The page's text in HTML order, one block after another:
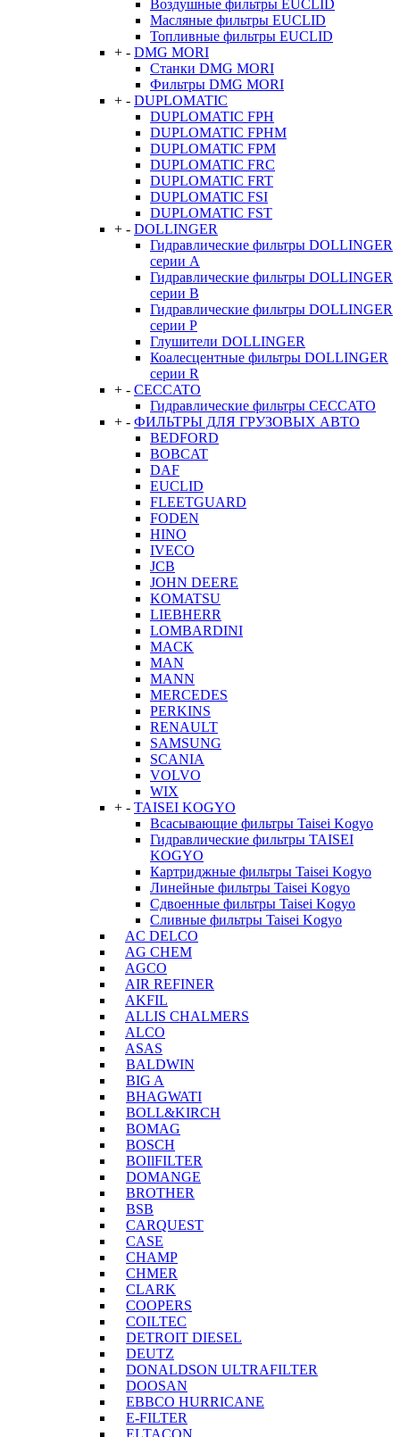
Воздушные фильтры EUCLID
Масляные фильтры EUCLID
Топливные фильтры EUCLID
+ - DMG MORI
Станки DMG MORI
Фильтры DMG MORI
+ - DUPLOMATIC
DUPLOMATIC FPH
DUPLOMATIC FPHM
DUPLOMATIC FPM
DUPLOMATIC FRC
DUPLOMATIC FRT
DUPLOMATIC FSI
DUPLOMATIC FST
+ - DOLLINGER
Гидравлические фильтры DOLLINGER
серии A
Гидравлические фильтры DOLLINGER
серии B
Гидравлические фильтры DOLLINGER
серии P
Глушители DOLLINGER
Коалесцентные фильтры DOLLINGER
серии R
+ - CECCATO
Гидравлические фильтры CECCATO
+ - ФИЛЬТРЫ ДЛЯ ГРУЗОВЫХ АВТО
BEDFORD
BOBCAT
DAF
EUCLID
FLEETGUARD
FODEN
HINO
IVECO
JCB
JOHN DEERE
KOMATSU
LIEBHERR
LOMBARDINI
MACK
MAN
MANN
MERCEDES
PERKINS
RENAULT
SAMSUNG
SCANIA
VOLVO
WIX
+ - TAISEI KOGYO
Всасывающие фильтры Taisei Kogyo
Гидравлические фильтры TAISEI
KOGYO
Картриджные фильтры Taisei Kogyo
Линейные фильтры Taisei Kogyo
Сдвоенные фильтры Taisei Kogyo
Сливные фильтры Taisei Kogyo
AC DELCO
AG CHEM
AGCO
AIR REFINER
AKFIL
ALLIS CHALMERS
ALCO
ASAS
BALDWIN
BIG A
BHAGWATI
BOLL&KIRCH
BOMAG
BOSCH
BOIlFILTER
DOMANGE
BROTHER
BSB
CARQUEST
CASE
CHAMP
CHMER
CLARK
COOPERS
COILTEC
DETROIT DIESEL
DEUTZ
DONALDSON ULTRAFILTER
DOOSAN
EBBCO HURRICANE
E-FILTER
ELTACON